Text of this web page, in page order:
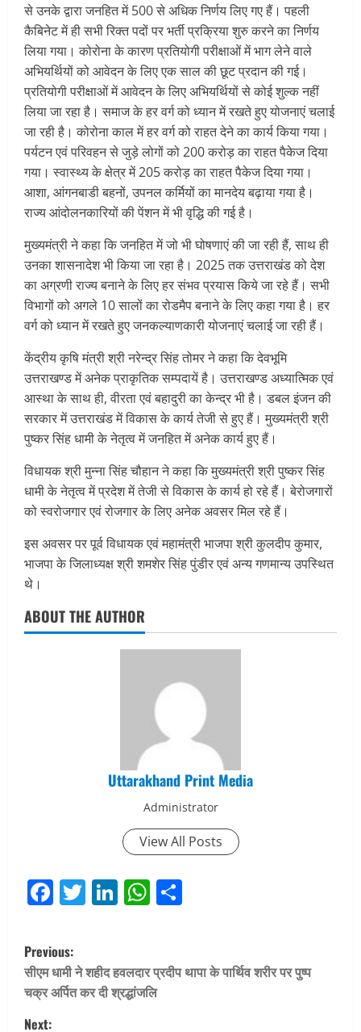
से उनके द्वारा जनहित में 500 से अधिक निर्णय लिए गए हैं। पहली
कैबिनेट में ही सभी रिक्त पदों पर भर्ती प्रक्रिया शुरु करने का निर्णय
लिया गया। कोरोना के कारण प्रतियोगी परीक्षाओं में भाग लेने वाले
अभियर्थियों को आवेदन के लिए एक साल की छूट प्रदान की गई।
प्रतियोगी परीक्षाओं में आवेदन के लिए अभियर्थियों से कोई शुल्क नहीं
लिया जा रहा है। समाज के हर वर्ग को ध्यान में रखते हुए योजनाएं चलाई
जा रही है। कोरोना काल में हर वर्ग को राहत देने का कार्य किया गया।
पर्यटन एवं परिवहन से जुड़े लोगों को 200 करोड़ का राहत पैकेज दिया
गया। स्वास्थ्य के क्षेत्र में 205 करोड़ का राहत पैकेज दिया गया।
आशा, आंगनबाडी बहनों, उपनल कर्मियों का मानदेय बढ़ाया गया है।
राज्य आंदोलनकारियों की पेंशन में भी वृद्धि की गई है।
मुख्यमंत्री ने कहा कि जनहित में जो भी घोषणाएं की जा रही हैं, साथ ही
उनका शासनादेश भी किया जा रहा है। 2025 तक उत्तराखंड को देश
का अग्रणी राज्य बनाने के लिए हर संभव प्रयास किये जा रहे हैं। सभी
विभागों को अगले 10 सालों का रोडमैप बनाने के लिए कहा गया है। हर
वर्ग को ध्यान में रखते हुए जनकल्याणकारी योजनाएं चलाई जा रही हैं।
केंद्रीय कृषि मंत्री श्री नरेन्द्र सिंह तोमर ने कहा कि देवभूमि
उत्तराखण्ड में अनेक प्राकृतिक सम्पदायें है। उत्तराखण्ड अध्यात्मिक एवं
आस्था के साथ ही, वीरता एवं बहादुरी का केन्द्र भी है। डबल इंजन की
सरकार में उत्तराखंड में विकास के कार्य तेजी से हुए हैं। मुख्यमंत्री श्री
पुष्कर सिंह धामी के नेतृत्व में जनहित में अनेक कार्य हुए हैं।
विधायक श्री मुन्ना सिंह चौहान ने कहा कि मुख्यमंत्री श्री पुष्कर सिंह
धामी के नेतृत्व में प्रदेश में तेजी से विकास के कार्य हो रहे हैं। बेरोजगारों
को स्वरोजगार एवं रोजगार के लिए अनेक अवसर मिल रहे हैं।
इस अवसर पर पूर्व विधायक एवं महामंत्री भाजपा श्री कुलदीप कुमार,
भाजपा के जिलाध्यक्ष श्री शमशेर सिंह पुंडीर एवं अन्य गणमान्य उपस्थित
थे।
ABOUT THE AUTHOR
Uttarakhand Print Media
Administrator
View All Posts
Facebook
Twitter
LinkedIn
WhatsApp
P
o
s
Previous:
सीएम धामी ने शहीद हवलदार प्रदीप थापा के पार्थिव शरीर पर पुष्प
चक्र अर्पित कर दी श्रद्धांजलि
Next: